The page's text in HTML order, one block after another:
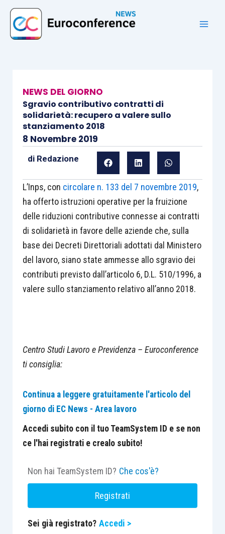
contenuto
NEWS DEL GIORNO
Sgravio contributivo contratti di
solidarietà: recupero a valere sullo
stanziamento 2018
8 Novembre 2019
di Redazione
L’Inps, con circolare n. 133 del 7 novembre 2019,
ha offerto istruzioni operative per la fruizione
delle riduzioni contributive connesse ai contratti
di solidarietà in favore delle aziende che, sulla
base dei Decreti Direttoriali adottati dal Ministero
del lavoro, siano state ammesse allo sgravio dei
contributi previsto dall’articolo 6, D.L. 510/1996, a
valere sullo stanziamento relativo all’anno 2018.
Centro Studi Lavoro e Previdenza – Euroconference
ti consiglia:
Continua a leggere gratuitamente l'articolo del
giorno di EC News - Area lavoro
Accedi subito con il tuo TeamSystem ID e se non
ce l'hai registrati e crealo subito!
Non hai TeamSystem ID? Che cos'è?
Registrati
Sei già registrato? Accedi >